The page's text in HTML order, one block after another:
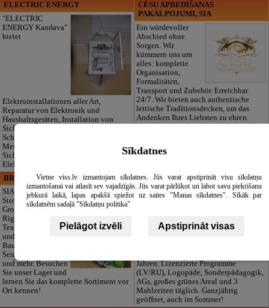
ELECTRIC ENERGY
"ELECTRIC
ENERGY Kandava"
bietet
Elektroinstallationen aller Art,
Reparatur von Elektronik und
Haushaltsgeräten, Installation von
Sicherheits- und
Schwachstromsystemen, Projektierung,
Messungen und
Sicherheitsrisikoanalysen für Ihre
Elektroanlagen.
CĒSU APBEDĪŠANAS
PAKALPOJUMI, SIA
Ein würdevoller
Abschied ohne
Sorgen. Wir
kümmern uns um
alles: komplette
Organisation,
Formalitäten,
Transport und Zubehör. Erreichbar
24/7. Wir bieten auch authentische
lettische Traditionsdecken, um das
Andenken Ihres Liebsten zu ehren.
BRISTOLS ES, SIA
SIA "Bristols ES" -
Stoff-Outlet und
Großhandel in
Riga. Hochwertige
Textilien für Nähen
und Produktion:
Baumwolle, Leinen,
Seide, Wolle, Jersey
und mehr. Besuchen
Sie unser Lager und
lernen Sie das komplette Sortiment vor
Ort kennen!
Maza Rasiņa, privātā pirmsskolas
izglītības iestāde
Pardaugava
Jahren. Lizenzierte Programme
(LV/RU), Logopäde, Sonderpädagogik,
AGs, großes grünes Areal und 3
Mahlzeiten täglich. Ganzjährig
geöffnet, auch im Sommer!
Sīkdatnes
Vietne viss.lv izmantojam sīkdatnes. Jūs varat apstiprināt visu sīkdatņu
izmantošanai vai atlasīt sev vajadzīgās. Jūs varat pārlūkot un labot savu piekrišanu
jebkurā laikā, lapas apakšā spiežot uz saites "Manas sīkdatnes". Sīkāk par
sīkdatnēm sadaļā "Sīkdatņu politika"
Pielāgot izvēli Apstiprināt visas